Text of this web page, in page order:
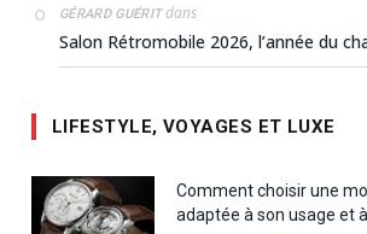
GÉRARD GUÉRITdans
Salon Rétromobile 2026, l’année du
LIFESTYLE, VOYAGES ET LUXE
Comment choisir une
adaptée à son usage et